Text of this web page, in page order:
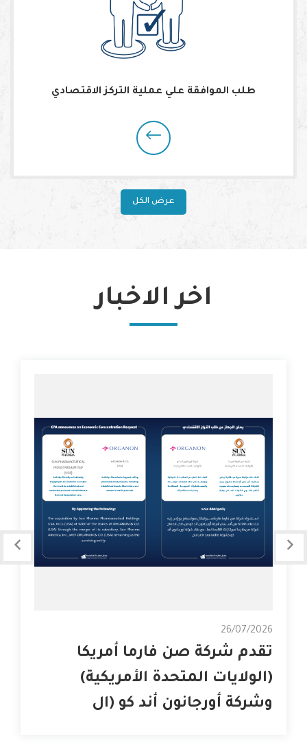
طلب الموافقة علي عملية التركز الاقتصادي
عرض الكل
اخر الاخبار
26/07/2026
تقدم شركة صن فارما أمريكا
(الولايات المتحدة الأمريكية)
وشركة أورجانون أند كو (ال